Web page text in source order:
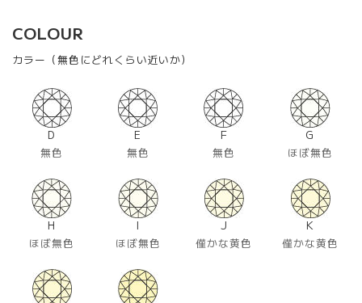
COLOUR
カラー（無色にどれくらい近いか）
D
無色
E
無色
F
無色
G
ほぼ無色
H
ほぼ無色
I
ほぼ無色
J
僅かな黄色
K
僅かな黄色